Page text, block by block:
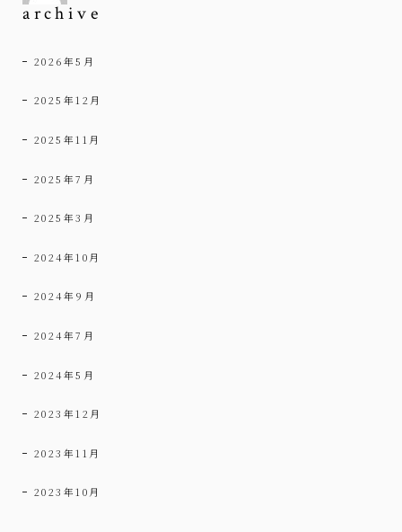
archive
2026年5月
2025年12月
2025年11月
2025年7月
2025年3月
2024年10月
2024年9月
2024年7月
2024年5月
2023年12月
2023年11月
2023年10月